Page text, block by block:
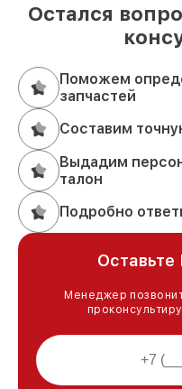
Остался
Поможем
запчастей
Составим
Выдадим
талон
Подробно
Менеджер